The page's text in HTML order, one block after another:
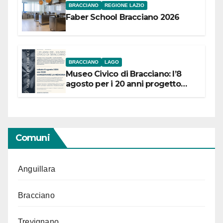
BRACCIANO REGIONE LAZIO
Faber School Bracciano 2026
BRACCIANO LAGO
Museo Civico di Bracciano: l’8
agosto per i 20 anni progetto
Comuni
Anguillara
Bracciano